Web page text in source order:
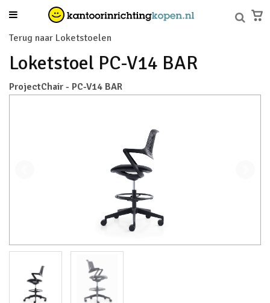
Terug naar Loketstoelen
Loketstoel PC-V14 BAR
ProjectChair - PC-V14 BAR